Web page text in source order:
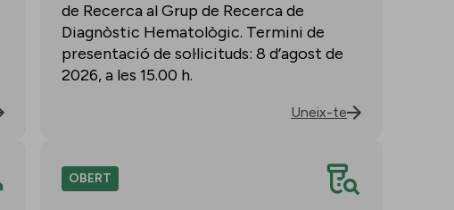
de Recerca al Grup de Recerca de
Diagnòstic Hematològic. Termini de
presentació de sol·licituds: 8 d’agost de
2026, a les 15.00 h.
Uneix-te
OBERT